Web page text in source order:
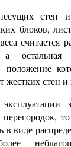
стен
блоков,
считается
а
положение
жестких стен и
в виде